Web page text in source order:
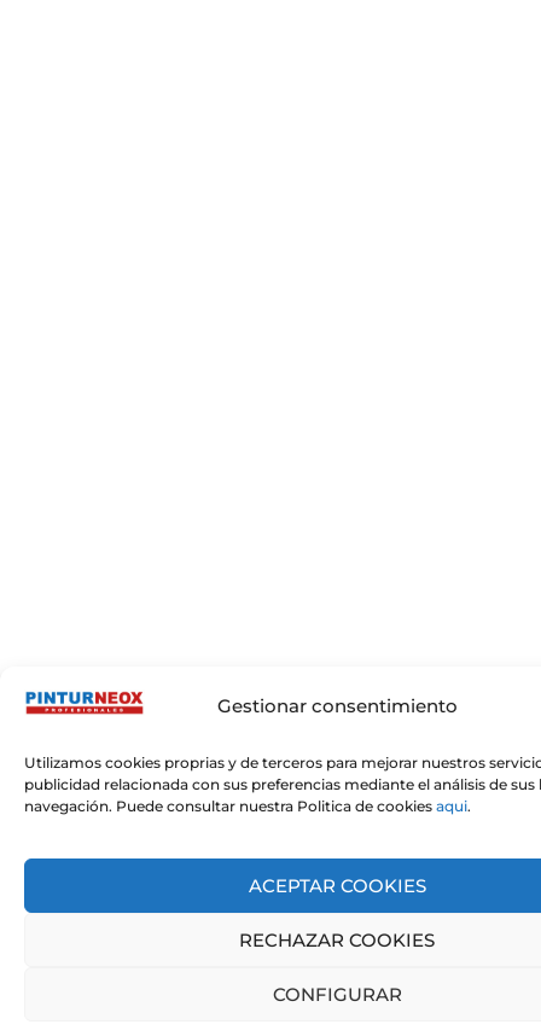
Gestionar consentimiento
Utilizamos cookies proprias y de terceros para mejorar nuestros
publicidad relacionada con sus preferencias mediante el análisis de sus
navegación. Puede consultar nuestra Politica de cookies aqui.
ACEPTAR COOKIES
RECHAZAR COOKIES
CONFIGURAR